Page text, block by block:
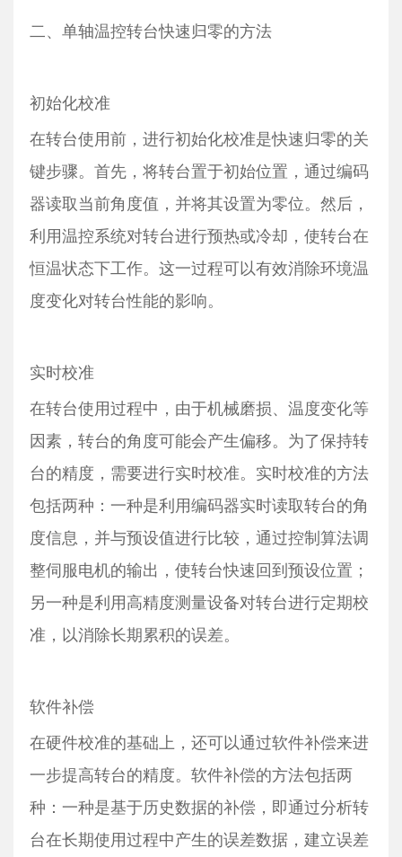
二、单轴温控转台快速归零的方法
初始化校准
在转台使用前，进行初始化校准是快速归零的关
键步骤。首先，将转台置于初始位置，通过编码
器读取当前角度值，并将其设置为零位。然后，
利用温控系统对转台进行预热或冷却，使转台在
恒温状态下工作。这一过程可以有效消除环境温
度变化对转台性能的影响。
实时校准
在转台使用过程中，由于机械磨损、温度变化等
因素，转台的角度可能会产生偏移。为了保持转
台的精度，需要进行实时校准。实时校准的方法
包括两种：一种是利用编码器实时读取转台的角
度信息，并与预设值进行比较，通过控制算法调
整伺服电机的输出，使转台快速回到预设位置；
另一种是利用高精度测量设备对转台进行定期校
准，以消除长期累积的误差。
软件补偿
在硬件校准的基础上，还可以通过软件补偿来进
一步提高转台的精度。软件补偿的方法包括两
种：一种是基于历史数据的补偿，即通过分析转
台在长期使用过程中产生的误差数据，建立误差